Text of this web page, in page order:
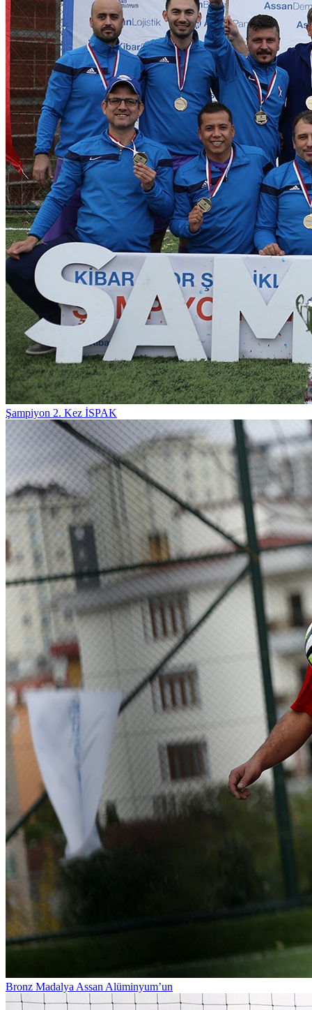
Şampiyon 2. Kez İSPAK
Bronz Madalya Assan Alüminyum’un